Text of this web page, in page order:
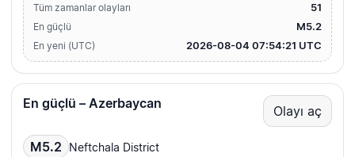
Tüm zamanlar olayları 51
En güçlü M5.2
En yeni (UTC) 2026-08-04 07:54:21 UTC
En güçlü – Azerbaycan Olayı aç
M5.2 Neftchala District